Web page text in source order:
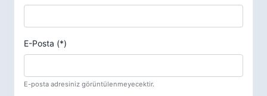
E-Posta (*)
E-posta adresiniz görüntülenmeyecektir.